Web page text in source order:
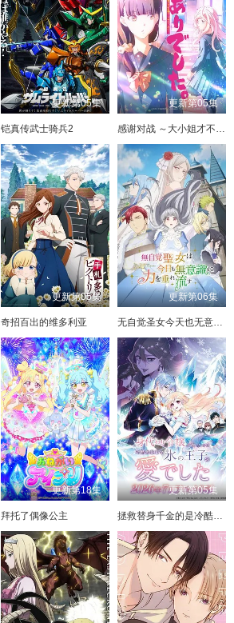
更新第05集
铠真传武士骑兵2
更新第05集
更新第05集
奇招百出的维多利亚
更新第06集
无自觉圣女今天也无意识地释放力量
更新第18集
拜托了偶像公主
更新第05集
拯救替身千金的是冷酷无情冰之王子的爱